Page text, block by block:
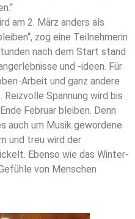
am 2. März anders als
zog eine Teilnehmerin
nach dem Start stand
und -ideen. Für
Arbeit und ganz andere
Spannung wird bis
Februar bleiben. Denn
auch um Musik gewordene
und treu wird der
Ebenso wie das Winter-
von Menschen